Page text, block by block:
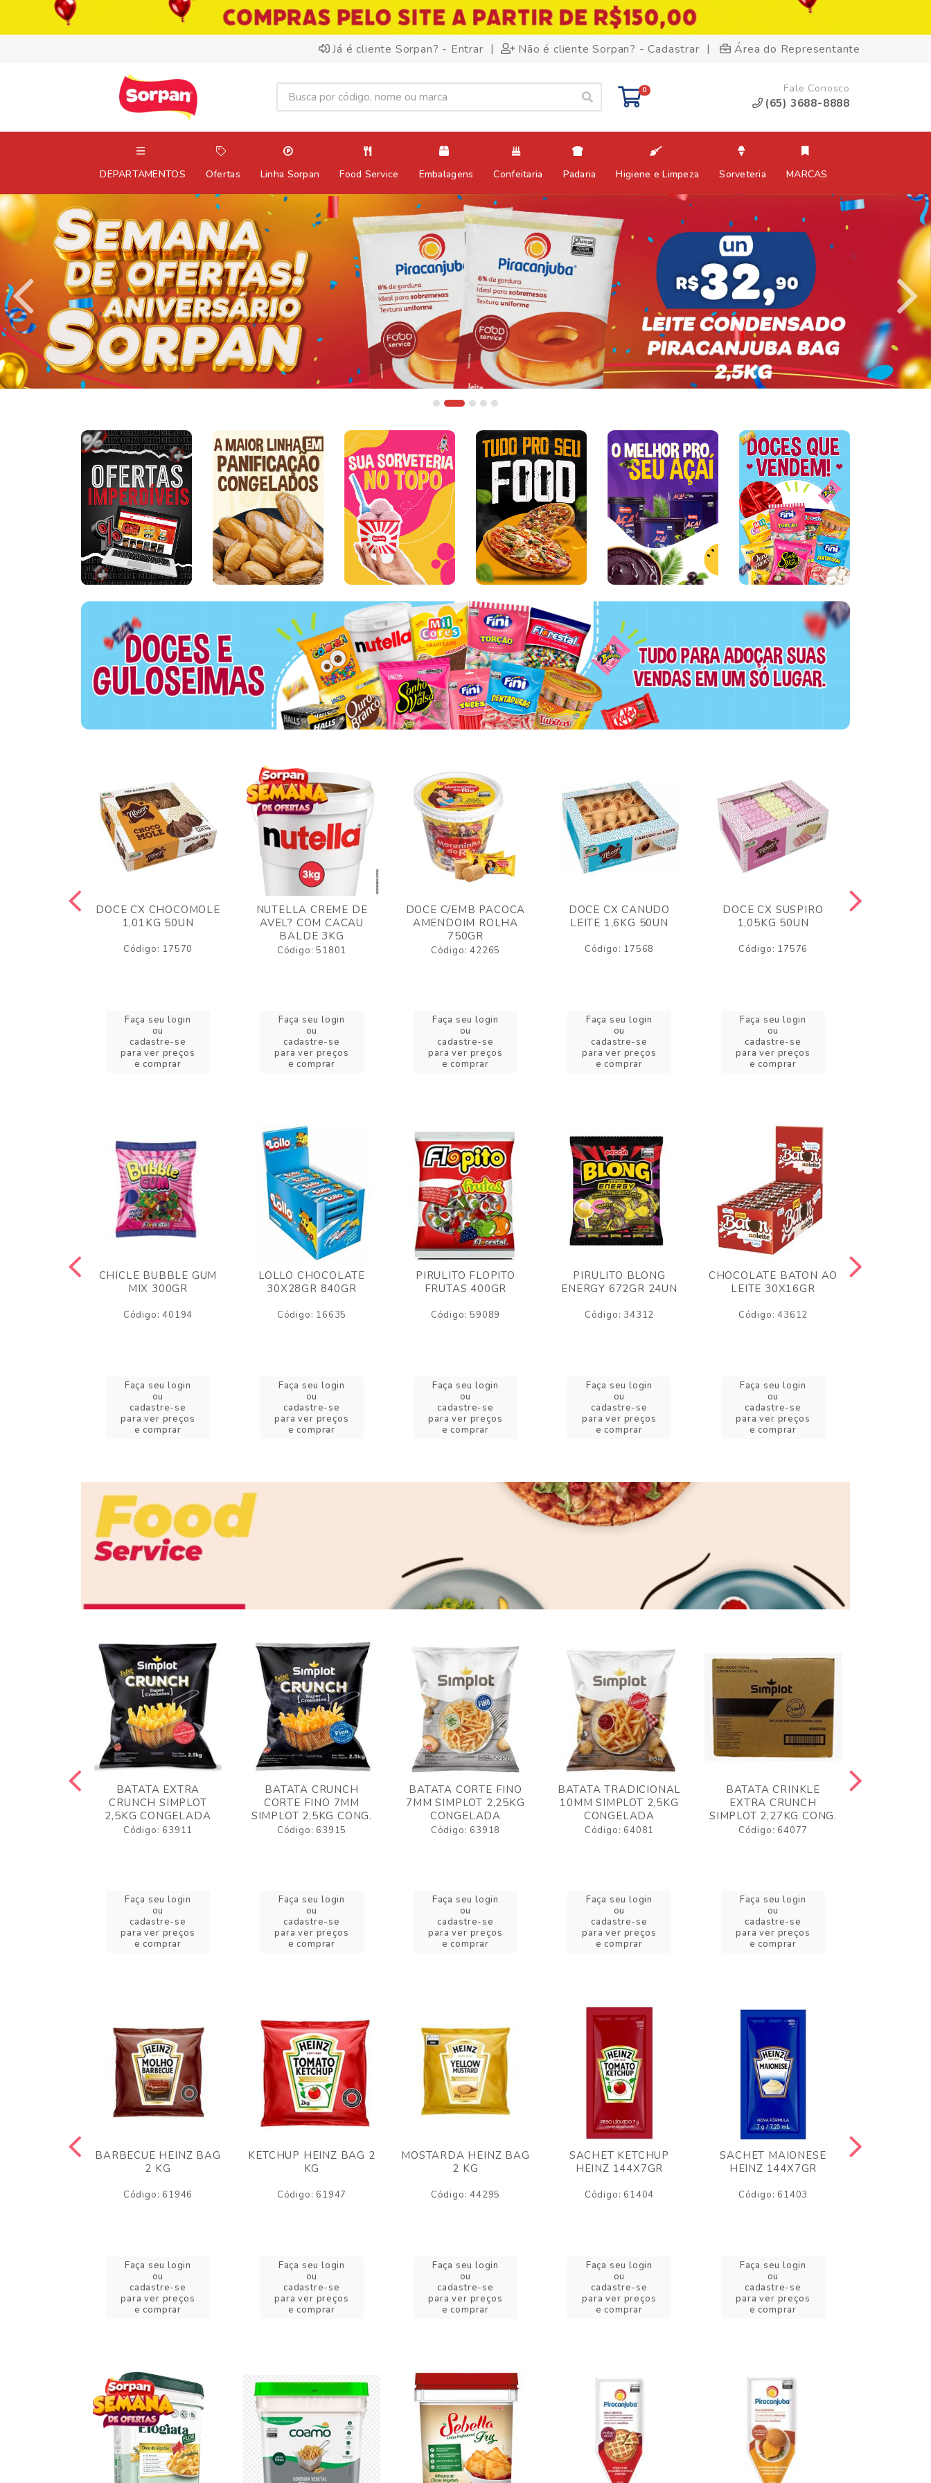
Já é cliente Sorpan? - Entrar | Não é cliente Sorpan? - Cadastrar | Área do Representante
0 Fale Conosco
(65) 3688-8888
DEPARTAMENTOS Ofertas Linha Sorpan Food Service Embalagens Confeitaria Padaria Higiene e Limpeza Sorveteria MARCAS
DOCE CX CHOCOMOLE
1,01KG 50UN
Código: 17570
Faça seu login
ou
cadastre-se
para ver preços
e comprar
NUTELLA CREME DE
AVEL? COM CACAU
BALDE 3KG
Código: 51801
Faça seu login
ou
cadastre-se
para ver preços
e comprar
DOCE C/EMB PACOCA
AMENDOIM ROLHA
750GR
Código: 42265
Faça seu login
ou
cadastre-se
para ver preços
e comprar
DOCE CX CANUDO
LEITE 1,6KG 50UN
Código: 17568
Faça seu login
ou
cadastre-se
para ver preços
e comprar
DOCE CX SUSPIRO
1,05KG 50UN
Código: 17576
Faça seu login
ou
cadastre-se
para ver preços
e comprar
CHICLE BUBBLE GUM
MIX 300GR
Código: 40194
Faça seu login
ou
cadastre-se
para ver preços
e comprar
LOLLO CHOCOLATE
30X28GR 840GR
Código: 16635
Faça seu login
ou
cadastre-se
para ver preços
e comprar
PIRULITO FLOPITO
FRUTAS 400GR
Código: 59089
Faça seu login
ou
cadastre-se
para ver preços
e comprar
PIRULITO BLONG
ENERGY 672GR 24UN
Código: 34312
Faça seu login
ou
cadastre-se
para ver preços
e comprar
CHOCOLATE BATON AO
LEITE 30X16GR
Código: 43612
Faça seu login
ou
cadastre-se
para ver preços
e comprar
BATATA EXTRA
CRUNCH SIMPLOT
2,5KG CONGELADA
Código: 63911
Faça seu login
ou
cadastre-se
para ver preços
e comprar
BATATA CRUNCH
CORTE FINO 7MM
SIMPLOT 2,5KG CONG.
Código: 63915
Faça seu login
ou
cadastre-se
para ver preços
e comprar
BATATA CORTE FINO
7MM SIMPLOT 2,25KG
CONGELADA
Código: 63918
Faça seu login
ou
cadastre-se
para ver preços
e comprar
BATATA TRADICIONAL
10MM SIMPLOT 2,5KG
CONGELADA
Código: 64081
Faça seu login
ou
cadastre-se
para ver preços
e comprar
BATATA CRINKLE
EXTRA CRUNCH
SIMPLOT 2,27KG CONG.
Código: 64077
Faça seu login
ou
cadastre-se
para ver preços
e comprar
BARBECUE HEINZ BAG
2 KG
Código: 61946
Faça seu login
ou
cadastre-se
para ver preços
e comprar
KETCHUP HEINZ BAG 2
KG
Código: 61947
Faça seu login
ou
cadastre-se
para ver preços
e comprar
MOSTARDA HEINZ BAG
2 KG
Código: 44295
Faça seu login
ou
cadastre-se
para ver preços
e comprar
SACHET KETCHUP
HEINZ 144X7GR
Código: 61404
Faça seu login
ou
cadastre-se
para ver preços
e comprar
SACHET MAIONESE
HEINZ 144X7GR
Código: 61403
Faça seu login
ou
cadastre-se
para ver preços
e comprar